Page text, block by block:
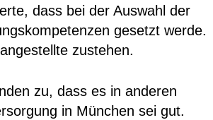
dass bei der Auswahl der
gesetzt werde.
zustehen.
zu, dass es in anderen
in München sei gut.